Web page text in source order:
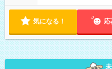
気になる！ 応